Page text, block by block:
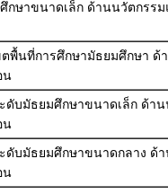
กษาขนาดเล็ก ด้านนวัตกรร
ตพื้นที่การศึกษามัธยมศึกษา ด้
น
ดับมัธยมศึกษาขนาดเล็ก ด้า
น
ดับมัธยมศึกษาขนาดกลาง ด้
น